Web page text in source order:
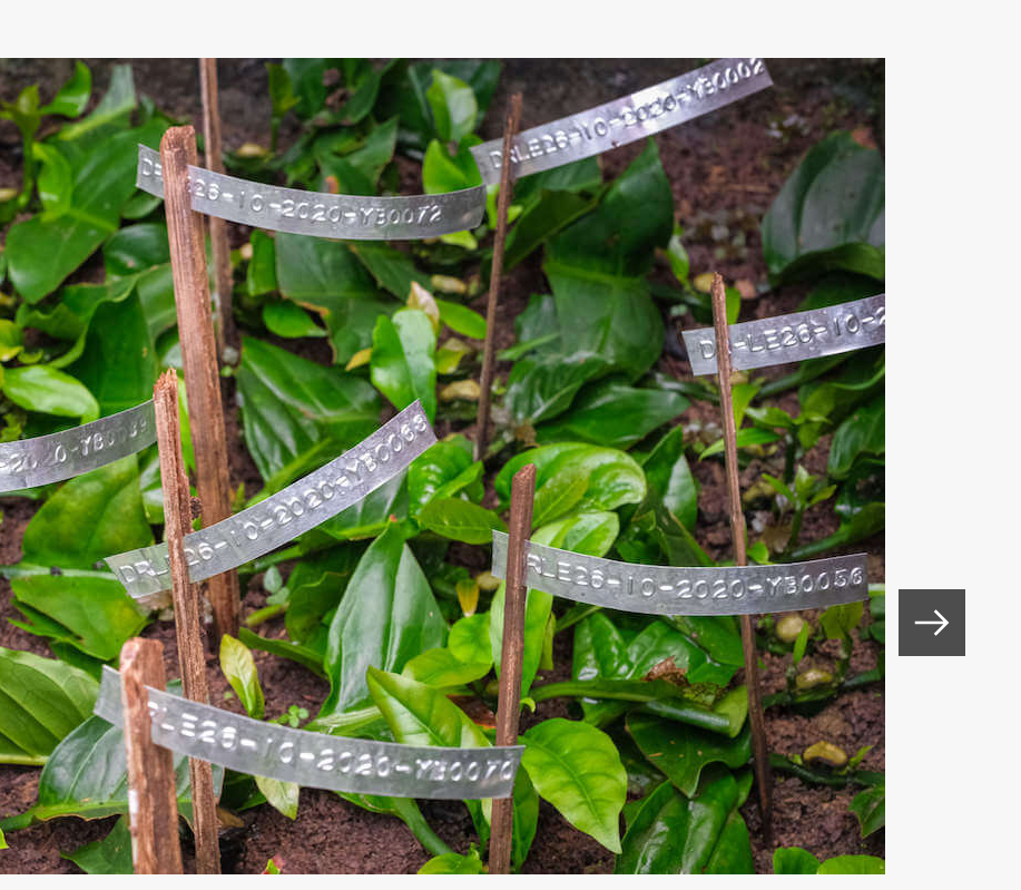
de nouvelles infrastructures et la rénovation d’anciens bâtiments.
un laboratoire de biologie du bois construit par le Musée royal de l’Afrique centrale et la
(R&SD). Ce laboratoire, unique en Afrique centrale, permet d’effectuer sur place des
tour à flux de covariance des turbulences du bassin du Congo, érigée à l’initiative de
R&SD, est une autre réalisation remarquable. Les instruments installés sur cette structure
serre entre l’atmosphère et la forêt.
rénové en collaboration avec le Jardin Botanique Meise. Depuis 2007 cette institution
d’une collection de plus de 150 000 spécimens avec le concours des spécialistes en
œuvrant à la gestion durable des forêts est également au cœur de ces efforts. Le personnel
coordonnées par l’École Régionale Post-universitaire d’Aménagement et de Gestion
véritable « école à ciel ouvert » permettant aux étudiants et aux chercheurs nationaux et
en faveur de la préservation des forêts tropicales et du développement socio-